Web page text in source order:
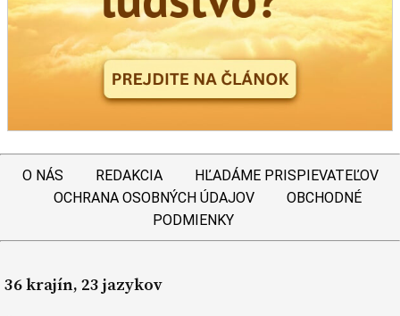
O NÁS REDAKCIA
HĽADÁME PRISPIEVATEĽOV
OCHRANA OSOBNÝCH ÚDAJOV
OBCHODNÉ
PODMIENKY
36 krajín, 23 jazykov